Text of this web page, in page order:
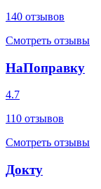
140 отзывов
Смотреть отзывы
НаПоправку
4.7
110 отзывов
Смотреть отзывы
Докту